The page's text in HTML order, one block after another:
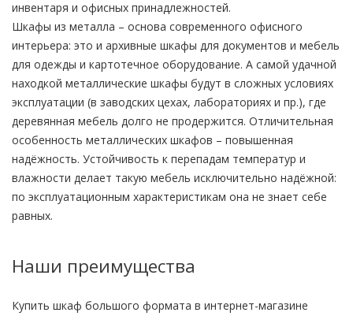
инвентаря и офисных принадлежностей.
Шкафы из металла – основа современного офисного
интерьера: это и архивные шкафы для документов и мебель
для одежды и картотечное оборудование. А самой удачной
находкой металлические шкафы будут в сложных условиях
эксплуатации (в заводских цехах, лабораториях и пр.), где
деревянная мебель долго не продержится. Отличительная
особенность металлических шкафов – повышенная
надёжность. Устойчивость к перепадам температур и
влажности делает такую мебель исключительно надёжной:
по эксплуатационным характеристикам она не знает себе
равных.
Наши преимущества
Купить шкаф большого формата в интернет-магазине